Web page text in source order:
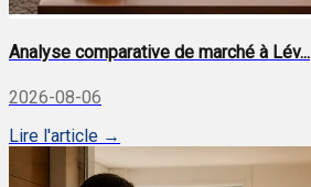
Analyse comparative de marché à Lév...
2026-08-06
Lire l'article →